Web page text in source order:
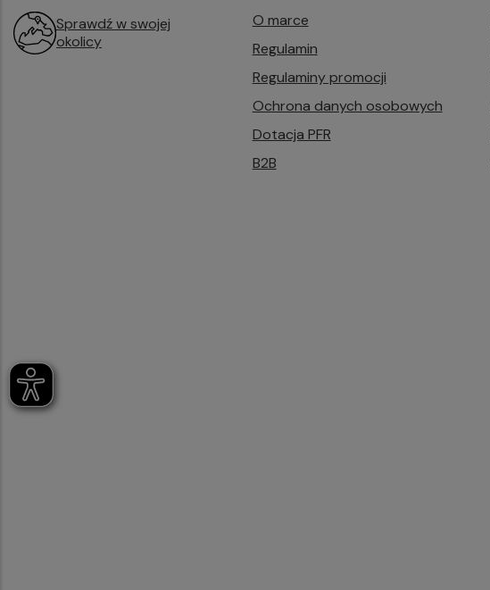
Sprawdź w swojej
okolicy
O marce
Regulamin
Regulaminy promocji
Ochrona danych osobowych
Dotacja PFR
B2B